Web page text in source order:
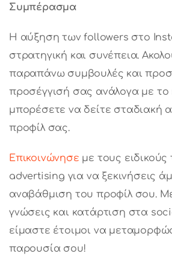
Συμπέρασμα
Η αύξηση των followers στο
στρατηγική και συνέπεια.
παραπάνω συμβουλές και
προσέγγισή σας ανάλογα με το
μπορέσετε να δείτε σταδιακή
προφίλ σας.
Επικοινώνησε με τους
advertising για να ξεκινήσεις
αναβάθμιση του προφίλ σου. Με
γνώσεις και κατάρτιση στα
είμαστε έτοιμοι να
παρουσία σου!